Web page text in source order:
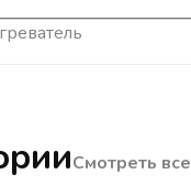
Смотреть все